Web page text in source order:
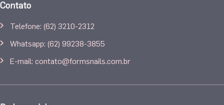
Contato
Telefone: (62) 3210-2312
Whatsapp: (62) 99238-3855
E-mail: contato@formsnails.com.br